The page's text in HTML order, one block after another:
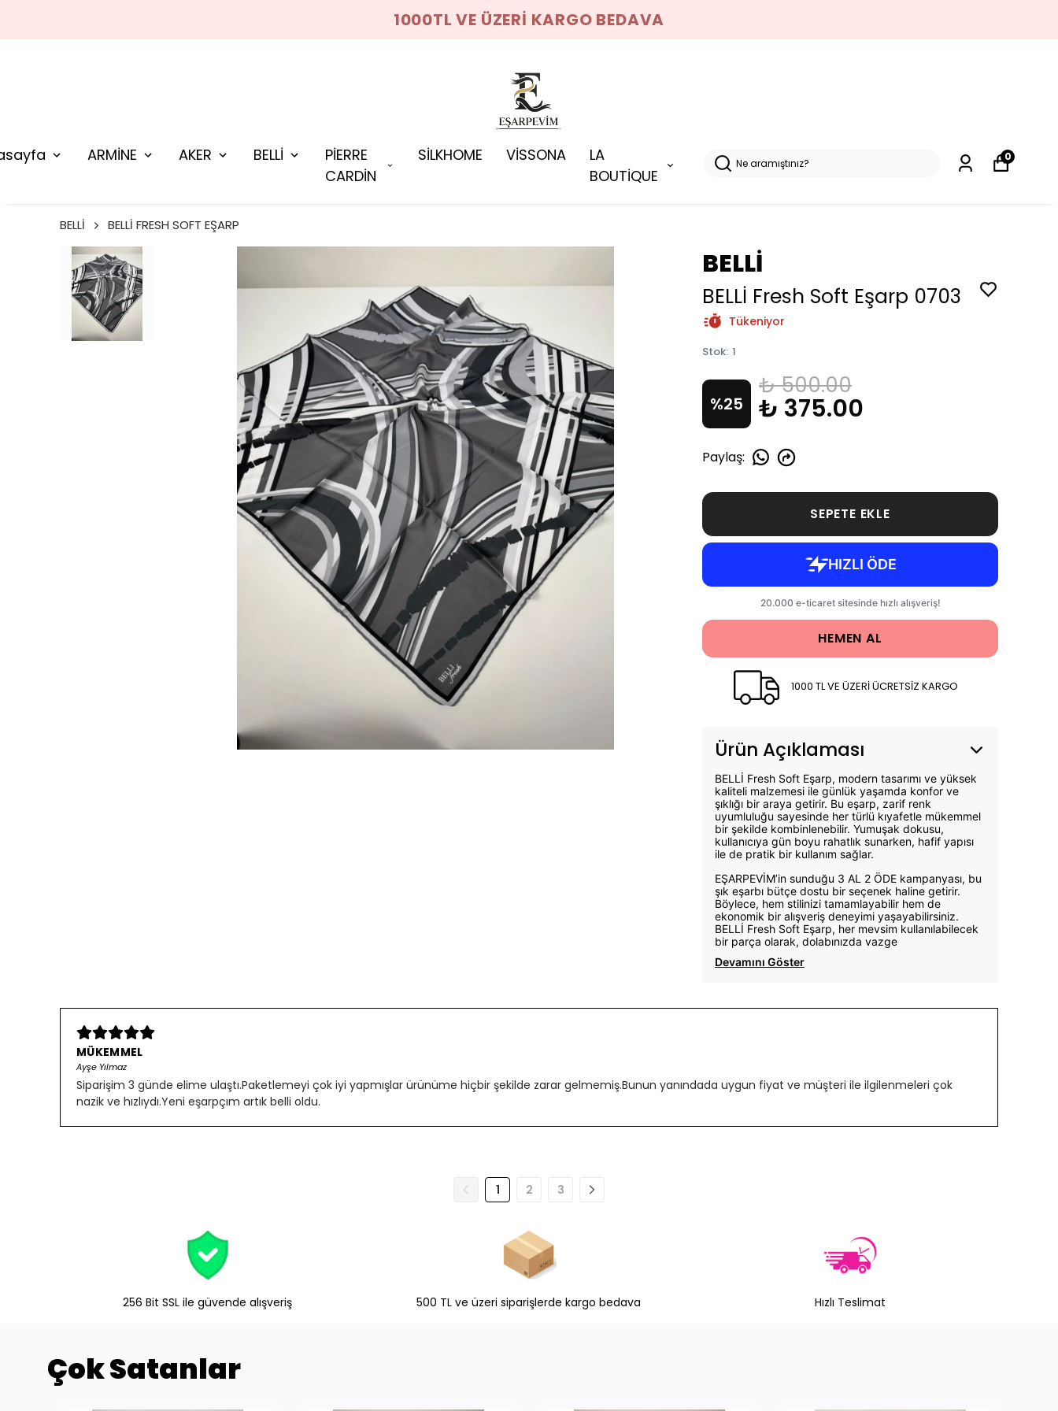
1000TL VE ÜZERİ KARGO BEDAVA
ARMİNE AKER BELLİ
PİERRE
CARDİN
SİLKHOME VİSSONA
LA
BOUTİQUE
0
BELLİ BELLİ FRESH SOFT EŞARP
BELLİ
BELLİ Fresh Soft Eşarp 0703
Tükeniyor
Stok: 1
%25
₺ 500.00
₺ 375.00
Paylaş:
SEPETE EKLE
HEMEN AL
1000 TL VE ÜZERİ ÜCRETSİZ KARGO
Ürün Açıklaması
BELLİ Fresh Soft Eşarp, modern tasarımı ve yüksek
kaliteli malzemesi ile günlük yaşamda konfor ve
şıklığı bir araya getirir. Bu eşarp, zarif renk
uyumluluğu sayesinde her türlü kıyafetle mükemmel
bir şekilde kombinlenebilir. Yumuşak dokusu,
kullanıcıya gün boyu rahatlık sunarken, hafif yapısı
ile de pratik bir kullanım sağlar.
EŞARPEVİM’in sunduğu 3 AL 2 ÖDE kampanyası, bu
şık eşarbı bütçe dostu bir seçenek haline getirir.
Böylece, hem stilinizi tamamlayabilir hem de
ekonomik bir alışveriş deneyimi yaşayabilirsiniz.
BELLİ Fresh Soft Eşarp, her mevsim kullanılabilecek
bir parça olarak, dolabınızda vazge
Devamını Göster
MÜKEMMEL
Ayşe Yılmaz
Siparişim 3 günde elime ulaştı.Paketlemeyi çok iyi yapmışlar ürünüme hiçbir şekilde zarar gelmemiş.Bunun yanındada uygun fiyat ve müşteri ile ilgilenmeleri çok
nazik ve hızlıydı.Yeni eşarpçım artık belli oldu.
1 2 3
256 Bit SSL ile güvende alışveriş 500 TL ve üzeri siparişlerde kargo bedava Hızlı Teslimat
Çok Satanlar